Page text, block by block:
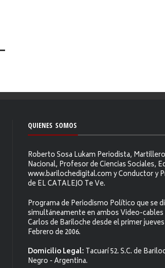
QUIENES SOMOS
Roberto Sosa Lukam Periodista,
Nacional, Profesor de Ciencias Sociales,
www.barilochedigital.com y Conductor y
de EL CATALEJO Te Ve.
Programa de Periodismo Político que se
simultáneamente en ambos Video-cables
Carlos de Bariloche desde el primer
Febrero de 2006.
Domicilio Legal: Tacuarí 52. S.C. de
Negro - Argentina.